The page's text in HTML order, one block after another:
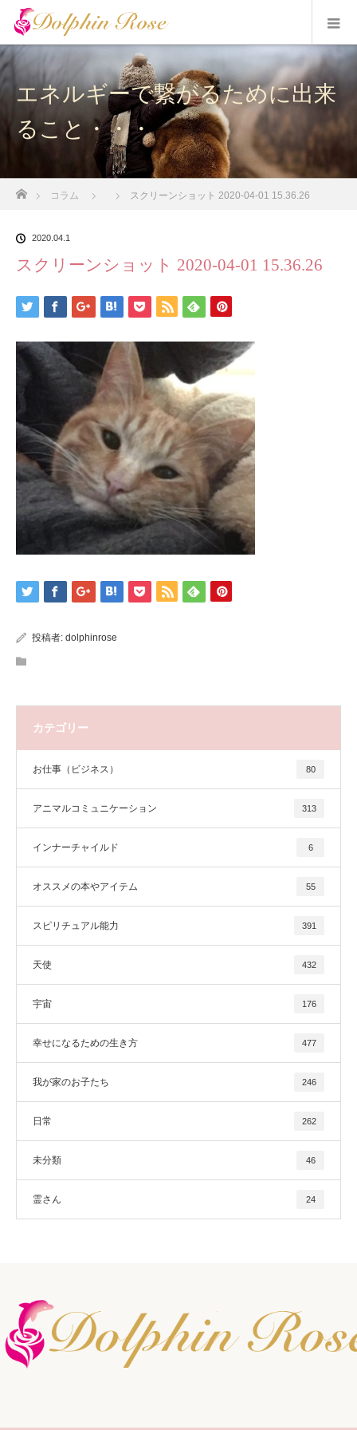
エネルギーで繋がるために出来
ること・・・
コラム スクリーンショット 2020-04-01 15.36.26
2020.04.1
スクリーンショット 2020-04-01 15.36.26
投稿者: dolphinrose
カテゴリー
お仕事（ビジネス） 80
アニマルコミュニケーション 313
インナーチャイルド 6
オススメの本やアイテム 55
スピリチュアル能力 391
天使 432
宇宙 176
幸せになるための生き方 477
我が家のお子たち 246
日常 262
未分類 46
霊さん 24